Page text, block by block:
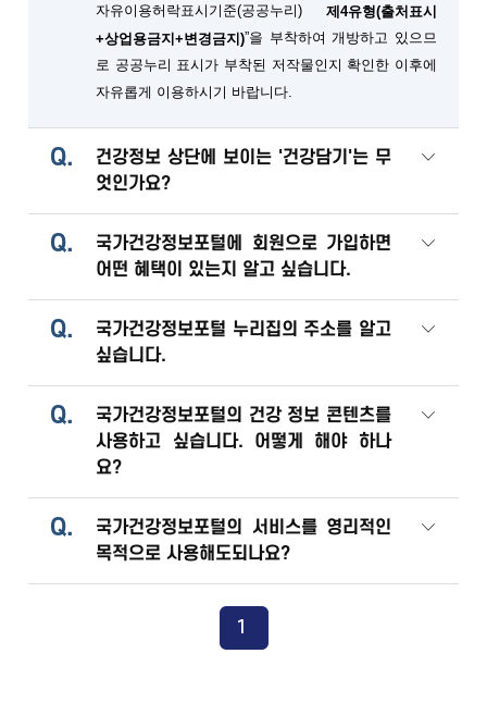
자유이용허락표시기준(공공누리) 제4유형(출처표시
+상업용금지+변경금지)”을 부착하여 개방하고 있으므
로 공공누리 표시가 부착된 저작물인지 확인한 이후에
자유롭게 이용하시기 바랍니다.
Q.
건강정보 상단에 보이는 '건강담기'는 무
엇인가요?
Q.
국가건강정보포털에 회원으로 가입하면
어떤 혜택이 있는지 알고 싶습니다.
Q.
국가건강정보포털 누리집의 주소를 알고
싶습니다.
Q.
국가건강정보포털의 건강 정보 콘텐츠를
사용하고 싶습니다. 어떻게 해야 하나
요?
Q.
국가건강정보포털의 서비스를 영리적인
목적으로 사용해도되나요?
1